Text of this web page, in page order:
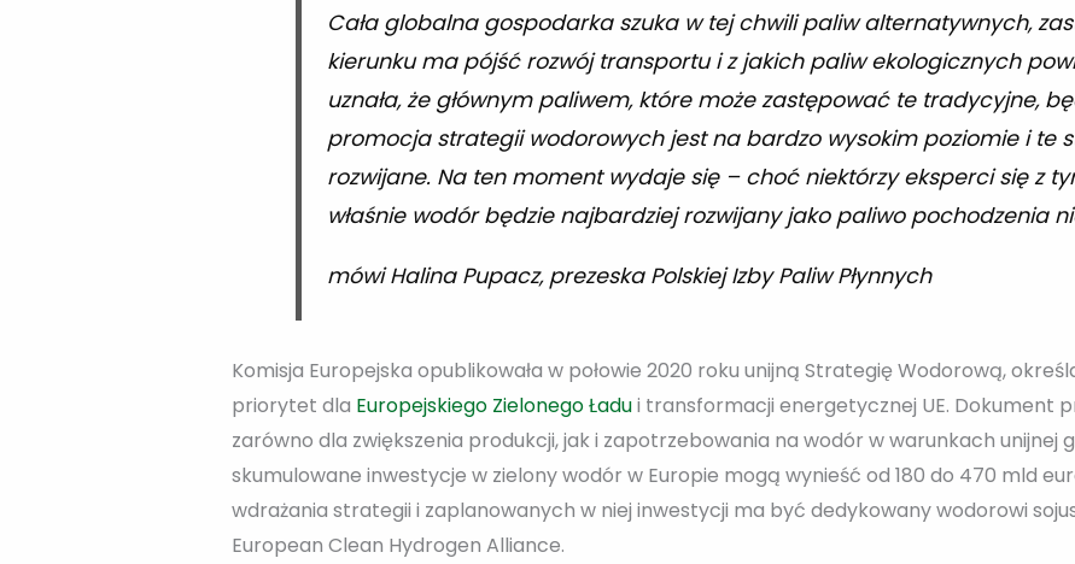
Cała globalna gospodarka szuka w tej chwili paliw alternatywnych,
kierunku ma pójść rozwój transportu i z jakich paliw ekologicznych
uznała, że głównym paliwem, które może zastępować te tradycyjne,
promocja strategii wodorowych jest na bardzo wysokim poziomie i te
rozwijane. Na ten moment wydaje się – choć niektórzy eksperci się z
właśnie wodór będzie najbardziej rozwijany jako paliwo pochodzenia
mówi Halina Pupacz, prezeska Polskiej Izby Paliw Płynnych
Komisja Europejska opublikowała w połowie 2020 roku unijną Strategię Wodorową,
priorytet dla Europejskiego Zielonego Ładui transformacji energetycznej UE. Dokument
zarówno dla zwiększenia produkcji, jak i zapotrzebowania na wodór w warunkach unijnej
skumulowane inwestycje w zielony wodór w Europie mogą wynieść od 180 do 470 mld
wdrażania strategii i zaplanowanych w niej inwestycji ma być dedykowany wodorowi
European Clean Hydrogen Alliance.